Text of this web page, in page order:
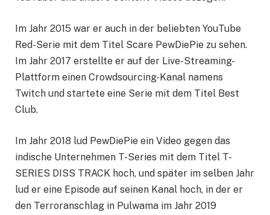
Im Jahr 2015 war er auch in der beliebten YouTube
Red-Serie mit dem Titel Scare PewDiePie zu sehen.
Im Jahr 2017 erstellte er auf der Live-Streaming-
Plattform einen Crowdsourcing-Kanal namens
Twitch und startete eine Serie mit dem Titel Best
Club.
Im Jahr 2018 lud PewDiePie ein Video gegen das
indische Unternehmen T-Series mit dem Titel T-
SERIES DISS TRACK hoch, und später im selben Jahr
lud er eine Episode auf seinen Kanal hoch, in der er
den Terroranschlag in Pulwama im Jahr 2019